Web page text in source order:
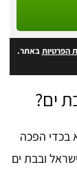
הפרטיותבאתר.
ים?
בכדי הפכה
ובבת ים